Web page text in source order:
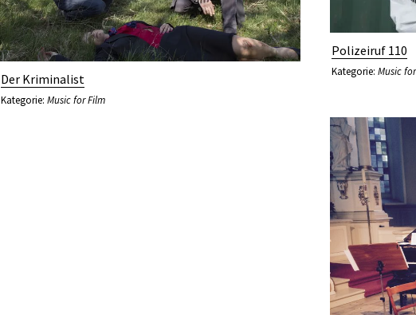
Der Kriminalist
Kategorie: Music for Film
Polizeiruf 110
Kategorie: Music